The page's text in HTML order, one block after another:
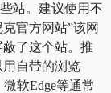
站。建议使用不
官方网站”该网
了这个站。推
自带的浏览
软Edge等通常